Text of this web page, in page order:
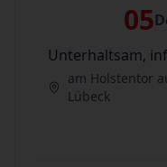
05
Unterhaltsam,
am Holstentor
Lübeck